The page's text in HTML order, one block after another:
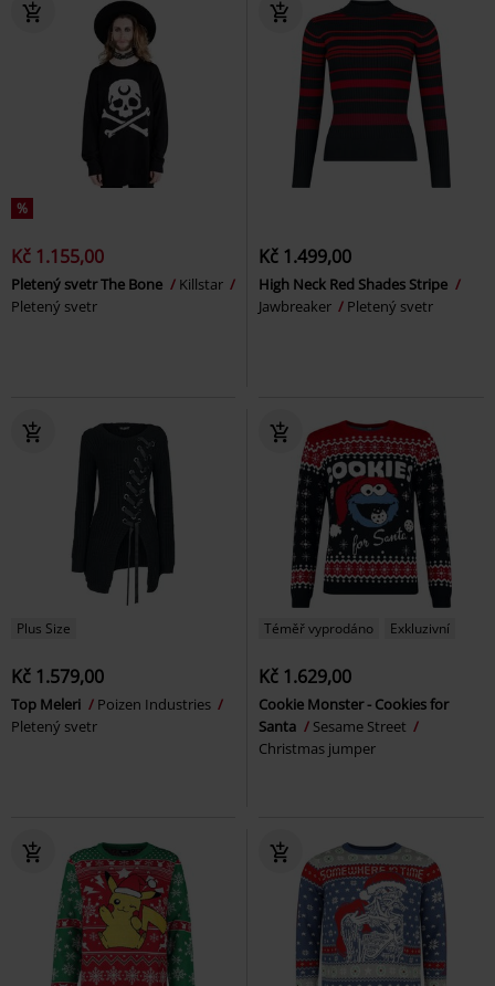
%
Kč 1.155,00
Pletený svetr The Bone
Killstar
Pletený svetr
Kč 1.499,00
High Neck Red Shades Stripe
Jawbreaker
Pletený svetr
Plus Size
Kč 1.579,00
Top Meleri
Poizen Industries
Pletený svetr
Téměř vyprodáno Exkluzivní
Kč 1.629,00
Cookie Monster - Cookies for
Santa
Sesame Street
Christmas jumper